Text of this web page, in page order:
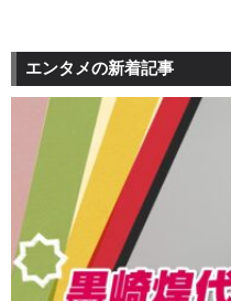
エンタメの新着記事